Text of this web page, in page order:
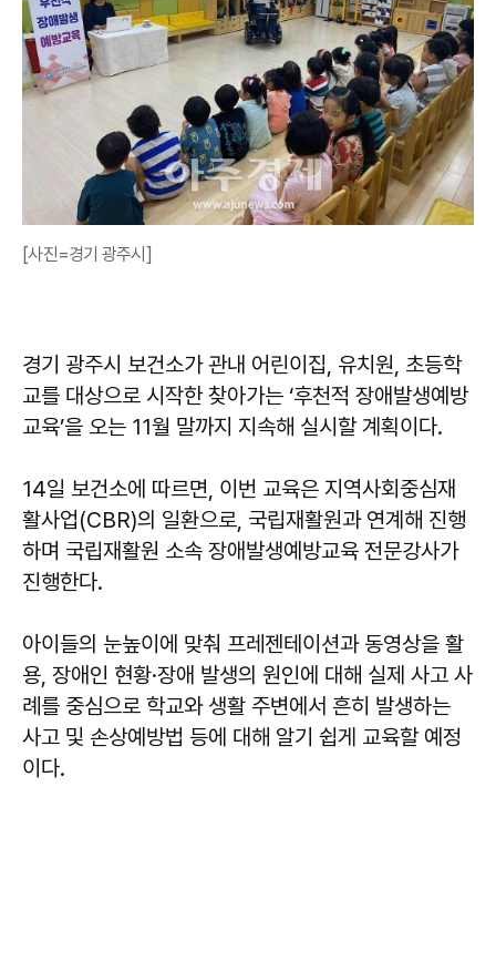
[사진=경기 광주시]
경기 광주시 보건소가 관내 어린이집, 유치원, 초등학
교를 대상으로 시작한 찾아가는 ‘후천적 장애발생예방
교육’을 오는 11월 말까지 지속해 실시할 계획이다.
14일 보건소에 따르면, 이번 교육은 지역사회중심재
활사업(CBR)의 일환으로, 국립재활원과 연계해 진행
하며 국립재활원 소속 장애발생예방교육 전문강사가
진행한다.
아이들의 눈높이에 맞춰 프레젠테이션과 동영상을 활
용, 장애인 현황·장애 발생의 원인에 대해 실제 사고 사
례를 중심으로 학교와 생활 주변에서 흔히 발생하는
사고 및 손상예방법 등에 대해 알기 쉽게 교육할 예정
이다.